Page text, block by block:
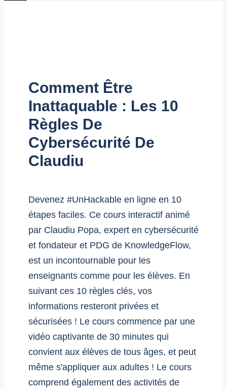
Comment Être
Inattaquable : Les 10
Règles De
Cybersécurité De
Claudiu
Devenez #UnHackable en ligne en 10
étapes faciles. Ce cours interactif animé
par Claudiu Popa, expert en cybersécurité
et fondateur et PDG de KnowledgeFlow,
est un incontournable pour les
enseignants comme pour les élèves. En
suivant ces 10 règles clés, vos
informations resteront privées et
sécurisées ! Le cours commence par une
vidéo captivante de 30 minutes qui
convient aux élèves de tous âges, et peut
même s'appliquer aux adultes ! Le cours
comprend également des activités de